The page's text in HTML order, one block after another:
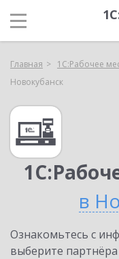
Главная 1С:Рабочее
Новокубанск
в
Ознакомьтесь с
выберите